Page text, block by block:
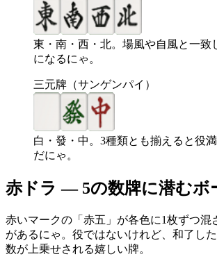
東・南・西・北。場風や自風と一致
になるにゃ。
三元牌（サンゲンパイ）
白・發・中。3種類とも揃えると役満
だにゃ。
赤ドラ — 5の数牌に潜むボ
赤いマークの「赤五」が各色に1枚ずつ混
があるにゃ。役ではないけれど、和了し
数が上乗せされる嬉しい牌。